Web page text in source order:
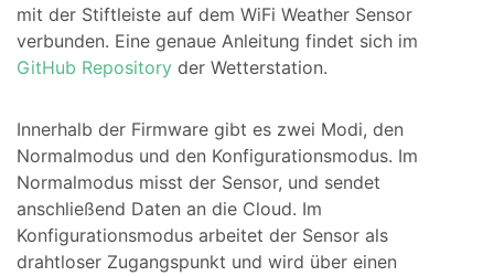
mit der Stiftleiste auf dem WiFi Weather Sensor
verbunden. Eine genaue Anleitung findet sich im
GitHub Repository der Wetterstation.
Innerhalb der Firmware gibt es zwei Modi, den
Normalmodus und den Konfigurationsmodus. Im
Normalmodus misst der Sensor, und sendet
anschließend Daten an die Cloud. Im
Konfigurationsmodus arbeitet der Sensor als
drahtloser Zugangspunkt und wird über einen